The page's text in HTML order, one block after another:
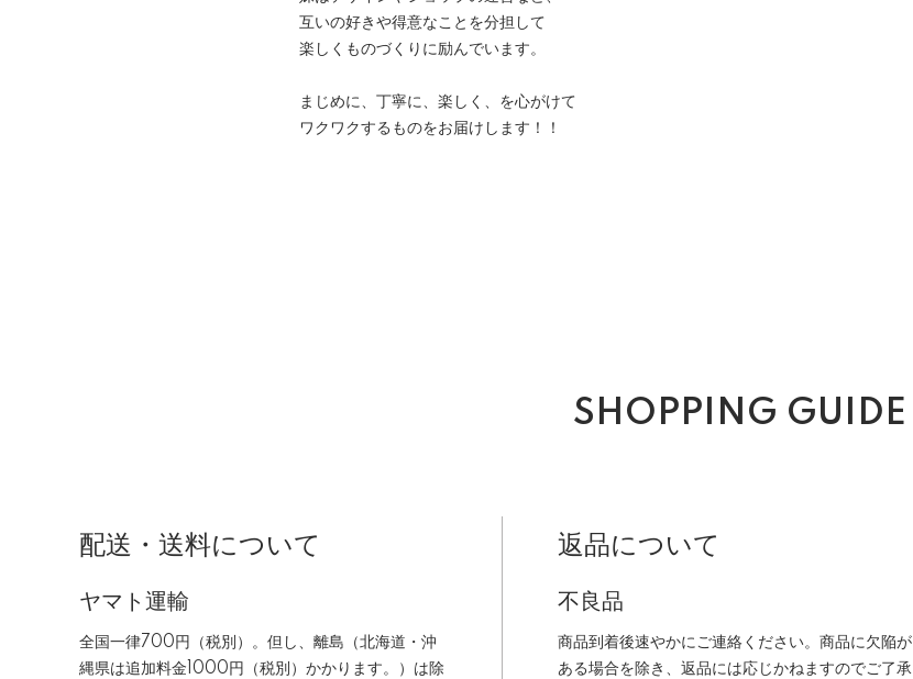
互いの好きや得意なことを分担して
楽しくものづくりに励んでいます。
まじめに、丁寧に、楽しく、を心がけて
ワクワクするものをお届けします！！
SHOPPING GUIDE
配送・送料について
ヤマト運輸
全国一律700円（税別）。但し、離島（北海道・沖
縄県は追加料金1000円（税別）かかります。）は除
返品について
不良品
商品到着後速やかにご連絡ください。商品に欠陥が
ある場合を除き、返品には応じかねますのでご了承